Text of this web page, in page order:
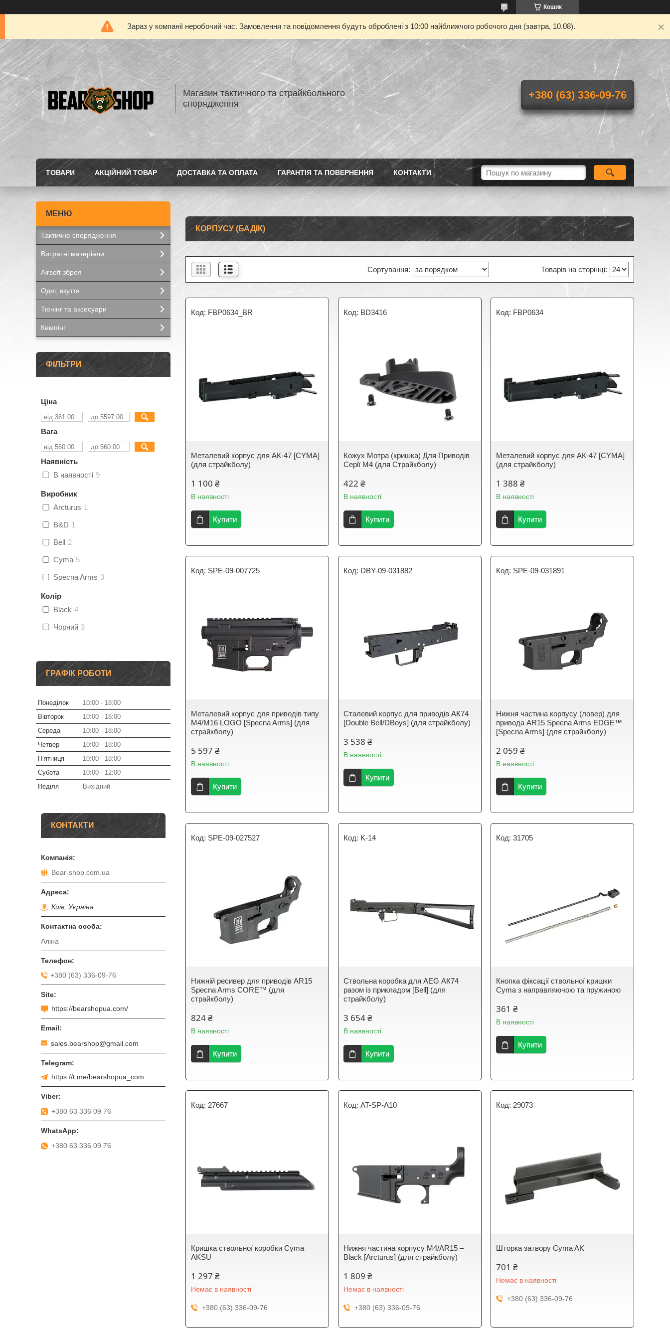
Кошик
Зараз у компанії неробочий час. Замовлення та повідомлення будуть оброблені з 10:00 найближчого робочого дня (завтра, 10.08).
Магазин тактичного та страйкбольного
спорядження
+380 (63) 336-09-76
ТОВАРИ АКЦІЙНИЙ ТОВАР ДОСТАВКА ТА ОПЛАТА ГАРАНТІЯ ТА ПОВЕРНЕННЯ КОНТАКТИ
КОРПУСУ (БАДІК)
FBP0634_BR
Металевий корпус для АК-47 [CYMA]
(для страйкболу)
1 100 ₴
В наявності
Купити
BD3416
Кожух Мотра (кришка) Для Приводів
Серії M4 (для Страйкболу)
422 ₴
В наявності
Купити
FBP0634
Металевий корпус для АК-47 [CYMA]
(для страйкболу)
1 388 ₴
В наявності
Купити
SPE-09-007725
Металевий корпус для приводів типу
M4/M16 LOGO [Specna Arms] (для
страйкболу)
5 597 ₴
В наявності
Купити
DBY-09-031882
Сталевий корпус для приводів АК74
[Double Bell/DBoys] (для страйкболу)
3 538 ₴
В наявності
Купити
SPE-09-031891
Нижня частина корпусу (ловер) для
привода AR15 Specna Arms EDGE™
[Specna Arms] (для страйкболу)
2 059 ₴
В наявності
Купити
SPE-09-027527
Нижній ресивер для приводів AR15
Specna Arms CORE™ (для
страйкболу)
824 ₴
В наявності
Купити
K-14
Ствольна коробка для AEG АК74
разом із прикладом [Bell] (для
страйкболу)
3 654 ₴
В наявності
Купити
31705
Кнопка фіксації ствольної кришки
Cyma з направляючою та пружиною
361 ₴
В наявності
Купити
27667
Кришка ствольної коробки Cyma
AKSU
1 297 ₴
Немає в наявності
+380 (63) 336-09-76
AT-SP-A10
Нижня частина корпусу M4/AR15 –
Black [Arcturus] (для страйкболу)
1 809 ₴
Немає в наявності
+380 (63) 336-09-76
29073
Шторка затвору Cyma AK
701 ₴
Немає в наявності
+380 (63) 336-09-76
Тактичне спорядження
Витратні матеріали
Airsoft зброя
Одяг, взуття
Тюнінг та аксесуари
Кемпінг
ФІЛЬТРИ
Ціна
Вага
Наявність
В наявності 9
Виробник
Arcturus 1
B&D 1
Bell 2
Cyma 5
Specna Arms 3
Колір
Black 4
Чорний 3
ГРАФІК РОБОТИ
Понеділок 10:00
18:00
Вівторок
10:00
18:00
Середа
10:00
18:00
Четвер
10:00
18:00
Пʼятниця
10:00
18:00
Субота
10:00
12:00
Неділя
Вихідний
КОНТАКТИ
Bear-shop.com.ua
Київ, Україна
Аліна
+380 (63) 336-09-76
https://bearshopua.com/
sales.bearshop@gmail.com
https://t.me/bearshopua_com
+380 63 336 09 76
+380 63 336 09 76